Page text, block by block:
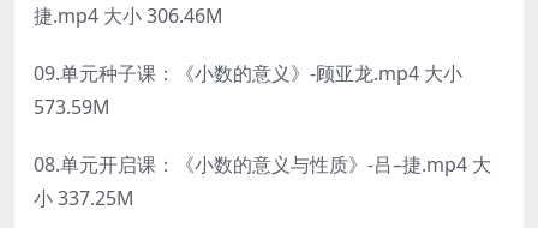
捷.mp4 大小 306.46M
09.单元种子课：《小数的意义》-顾亚龙.mp4 大小
573.59M
08.单元开启课：《小数的意义与性质》-吕–捷.mp4 大
小 337.25M